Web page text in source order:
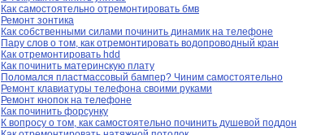
Как самостоятельно отремонтировать бмв
Ремонт зонтика
Как собственными силами починить динамик на телефоне
Пару слов о том, как отремонтировать водопроводный кран
Как отремонтировать hdd
Как починить материнскую плату
Поломался пластмассовый бампер? Чиним самостоятельно
Ремонт клавиатуры телефона своими руками
Ремонт кнопок на телефоне
Как починить форсунку
К вопросу о том, как самостоятельно починить душевой поддон